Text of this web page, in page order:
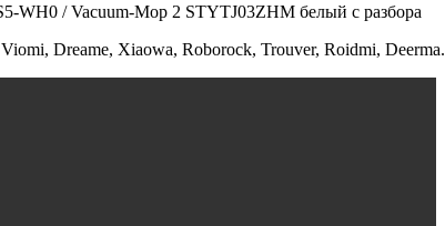
WH0 / Vacuum-Mop 2 STYTJ03ZHM белый с разбора
Dreame, Xiaowa, Roborock, Trouver, Roidmi, Deerma.